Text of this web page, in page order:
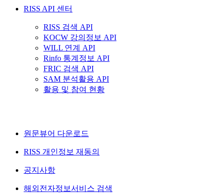
RISS API 센터
RISS 검색 API
KOCW 강의정보 API
WILL 연계 API
Rinfo 통계정보 API
FRIC 검색 API
SAM 분석활용 API
활용 및 참여 현황
원문뷰어 다운로드
RISS 개인정보 재동의
공지사항
해외전자정보서비스 검색